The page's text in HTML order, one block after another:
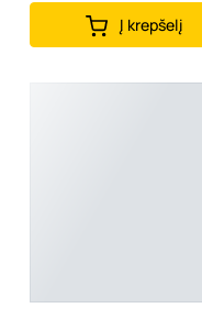
Į krepšelį